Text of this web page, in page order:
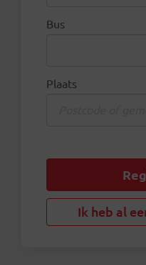
Bus
Plaats
Ik heb al